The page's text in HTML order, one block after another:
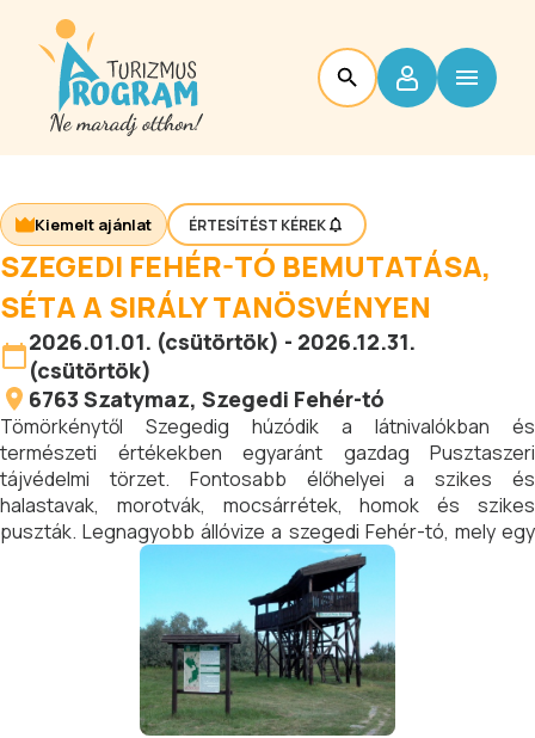
Kiemelt ajánlat ÉRTESÍTÉST KÉREK
SZEGEDI FEHÉR-TÓ BEMUTATÁSA,
SÉTA A SIRÁLY TANÖSVÉNYEN
2026.01.01. (csütörtök) - 2026.12.31.
(csütörtök)
6763 Szatymaz, Szegedi Fehér-tó
Tömörkénytől Szegedig húzódik a látnivalókban és
természeti értékekben egyaránt gazdag Pusztaszeri
tájvédelmi törzet. Fontosabb élőhelyei a szikes és
halastavak, morotvák, mocsárrétek, homok és szikes
puszták. Legnagyobb állóvize a szegedi Fehér-tó, mely egy
hajdani szikes tóból kialakított halastó rendszer.